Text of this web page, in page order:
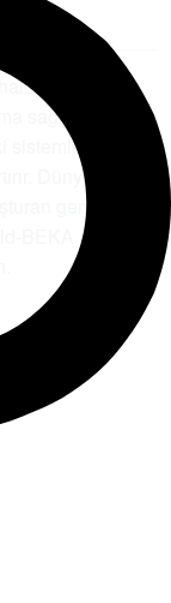
olmadan
sağlar ve bu
kadar
Dünyanın
gemilerin
BEKA